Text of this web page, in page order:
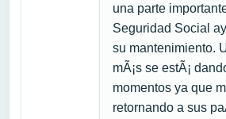
una parte
Seguridad Social
su mantenimiento.
mÃ¡s se estÃ¡
momentos ya que
retornando a sus